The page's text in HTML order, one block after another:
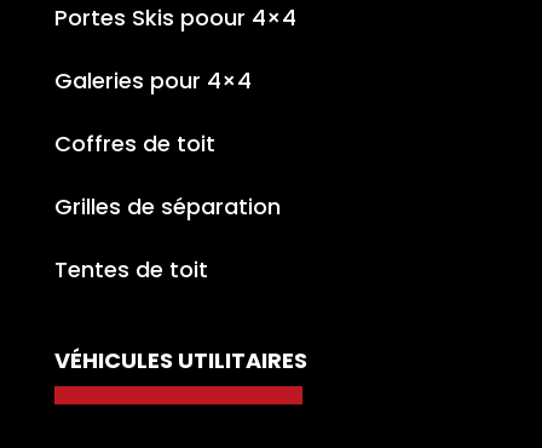
Portes Skis poour 4×4
Galeries pour 4×4
Coffres de toit
Grilles de séparation
Tentes de toit
VÉHICULES UTILITAIRES